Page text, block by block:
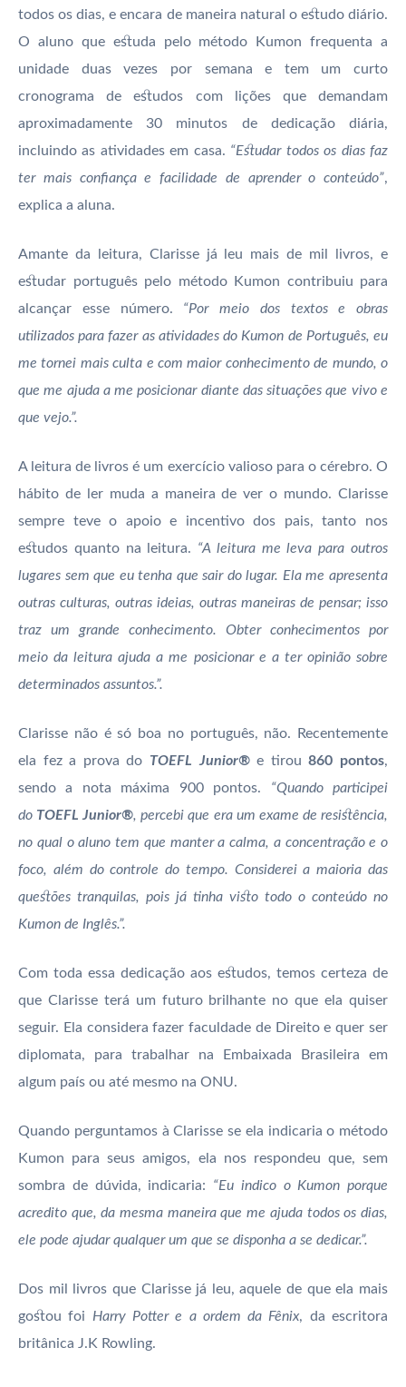
todos os dias, e encara de maneira natural o estudo diário.
O aluno que estuda pelo método Kumon frequenta a
unidade duas vezes por semana e tem um curto
cronograma de estudos com lições que demandam
aproximadamente 30 minutos de dedicação diária,
incluindo as atividades em casa. “Estudar todos os dias faz
ter mais confiança e facilidade de aprender o conteúdo”,
explica a aluna.
Amante da leitura, Clarisse já leu mais de mil livros, e
estudar português pelo método Kumon contribuiu para
alcançar esse número. “Por meio dos textos e obras
utilizados para fazer as atividades do Kumon de Português, eu
me tornei mais culta e com maior conhecimento de mundo, o
que me ajuda a me posicionar diante das situações que vivo e
que vejo.”.
A leitura de livros é um exercício valioso para o cérebro. O
hábito de ler muda a maneira de ver o mundo. Clarisse
sempre teve o apoio e incentivo dos pais, tanto nos
estudos quanto na leitura. “A leitura me leva para outros
lugares sem que eu tenha que sair do lugar. Ela me apresenta
outras culturas, outras ideias, outras maneiras de pensar; isso
traz um grande conhecimento. Obter conhecimentos por
meio da leitura ajuda a me posicionar e a ter opinião sobre
determinados assuntos.”.
Clarisse não é só boa no português, não. Recentemente
ela fez a prova do TOEFL Junior®e tirou860 pontos,
sendo a nota máxima 900 pontos. “Quando participei
do TOEFL Junior®, percebi que era um exame de resistência,
no qual o aluno tem que manter a calma, a concentração e o
foco, além do controle do tempo. Considerei a maioria das
questões tranquilas, pois já tinha visto todo o conteúdo no
Kumon de Inglês.”.
Com toda essa dedicação aos estudos, temos certeza de
que Clarisse terá um futuro brilhante no que ela quiser
seguir. Ela considera fazer faculdade de Direito e quer ser
diplomata, para trabalhar na Embaixada Brasileira em
algum país ou até mesmo na ONU.
Quando perguntamos à Clarisse se ela indicaria o método
Kumon para seus amigos, ela nos respondeu que, sem
sombra de dúvida, indicaria: “Eu indico o Kumon porque
acredito que, da mesma maneira que me ajuda todos os dias,
ele pode ajudar qualquer um que se disponha a se dedicar.”.
Dos mil livros que Clarisse já leu, aquele de que ela mais
gostou foi Harry Potter e a ordem da Fênix, da escritora
britânica J.K Rowling.